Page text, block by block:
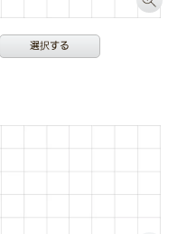
選択する